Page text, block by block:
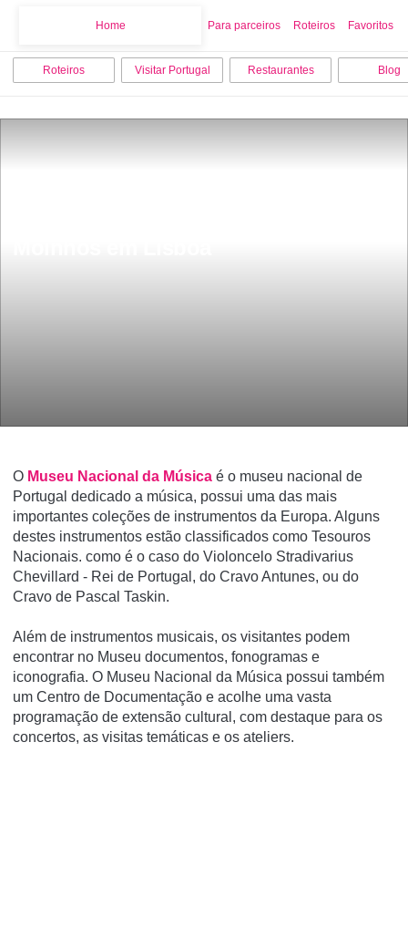
Home Para parceiros Roteiros Favoritos
Roteiros Visitar Portugal Restaurantes Blog
O Museu Nacional da Música é o museu nacional de
Portugal dedicado a música, possui uma das mais
importantes coleções de instrumentos da Europa. Alguns
destes instrumentos estão classificados como Tesouros
Nacionais. como é o caso do Violoncelo Stradivarius
Chevillard - Rei de Portugal, do Cravo Antunes, ou do
Cravo de Pascal Taskin.
Além de instrumentos musicais, os visitantes podem
encontrar no Museu documentos, fonogramas e
iconografia. O Museu Nacional da Música possui também
um Centro de Documentação e acolhe uma vasta
programação de extensão cultural, com destaque para os
concertos, as visitas temáticas e os ateliers.